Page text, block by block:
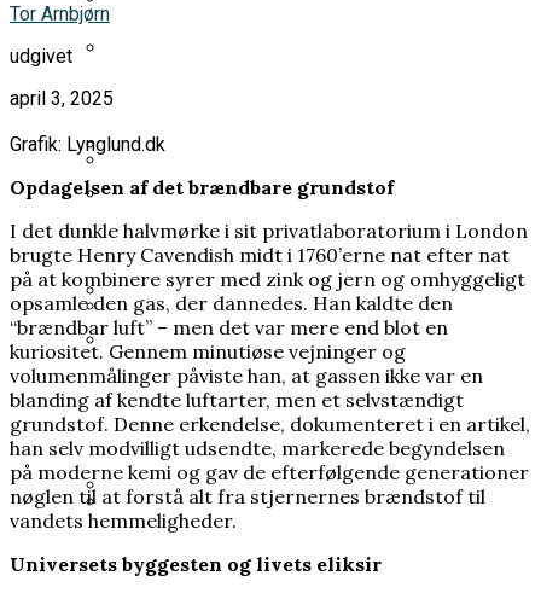
Norsk kongehus i undtagelsestilstand:
Mette-Marit sat på transplantationsliste
Prins Joachim gik fra arveprins til outsider,
nu er han mere populær end længe
Kronprins Håkon: Kronprinsesse Mette-
Marit er blevet alvorligt dårligere
ændrede danskernes rettigheder
Varde Kommune betalte millionbeløb til
lobbyister
Grundloven bliver kaldt et
frihedsdokument, men i Grønland og på
Færøerne opleves den som en
begrænsning
35 års spørgsmål tvang regeringen til ny
atombomben
ingen ved, hvorfor den blev opfundet
Heisenberg hævdede, at han bremsede
Hitlers atombombe. Ingen ved, om det
passer
Han brødfødte milliarder, men forlængede
Første Verdenskrig
Tor Arnbjørn
udgivet
april 3, 2025
Grafik: Lynglund.dk
Opdagelsen af det brændbare grundstof
I det dunkle halvmørke i sit privatlaboratorium i London
brugte Henry Cavendish midt i 1760’erne nat efter nat
på at kombinere syrer med zink og jern og omhyggeligt
opsamle den gas, der dannedes. Han kaldte den
“brændbar luft” – men det var mere end blot en
kuriositet. Gennem minutiøse vejninger og
volumenmålinger påviste han, at gassen ikke var en
blanding af kendte luftarter, men et selvstændigt
grundstof. Denne erkendelse, dokumenteret i en artikel,
han selv modvilligt udsendte, markerede begyndelsen
på moderne kemi og gav de efterfølgende generationer
nøglen til at forstå alt fra stjernernes brændstof til
vandets hemmeligheder.
Universets byggesten og livets eliksir